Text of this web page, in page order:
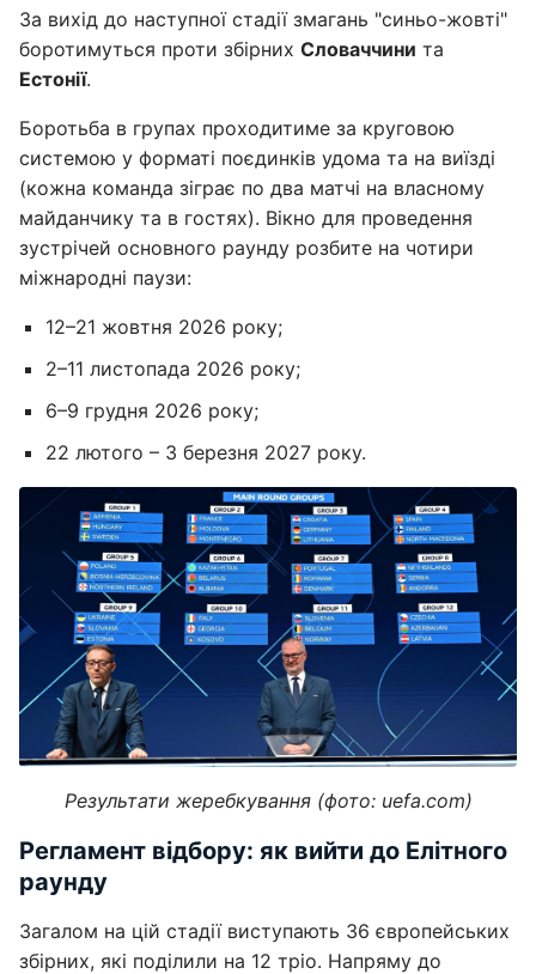
За вихід до наступної стадії змагань "синьо-жовті"
боротимуться проти збірних Словаччини та
Естонії.
Боротьба в групах проходитиме за круговою
системою у форматі поєдинків удома та на виїзді
(кожна команда зіграє по два матчі на власному
майданчику та в гостях). Вікно для проведення
зустрічей основного раунду розбите на чотири
міжнародні паузи:
12–21 жовтня 2026 року;
2–11 листопада 2026 року;
6–9 грудня 2026 року;
22 лютого – 3 березня 2027 року.
Результати жеребкування (фото: uefa.com)
Регламент відбору: як вийти до Елітного
раунду
Загалом на цій стадії виступають 36 європейських
збірних, які поділили на 12 тріо. Напряму до